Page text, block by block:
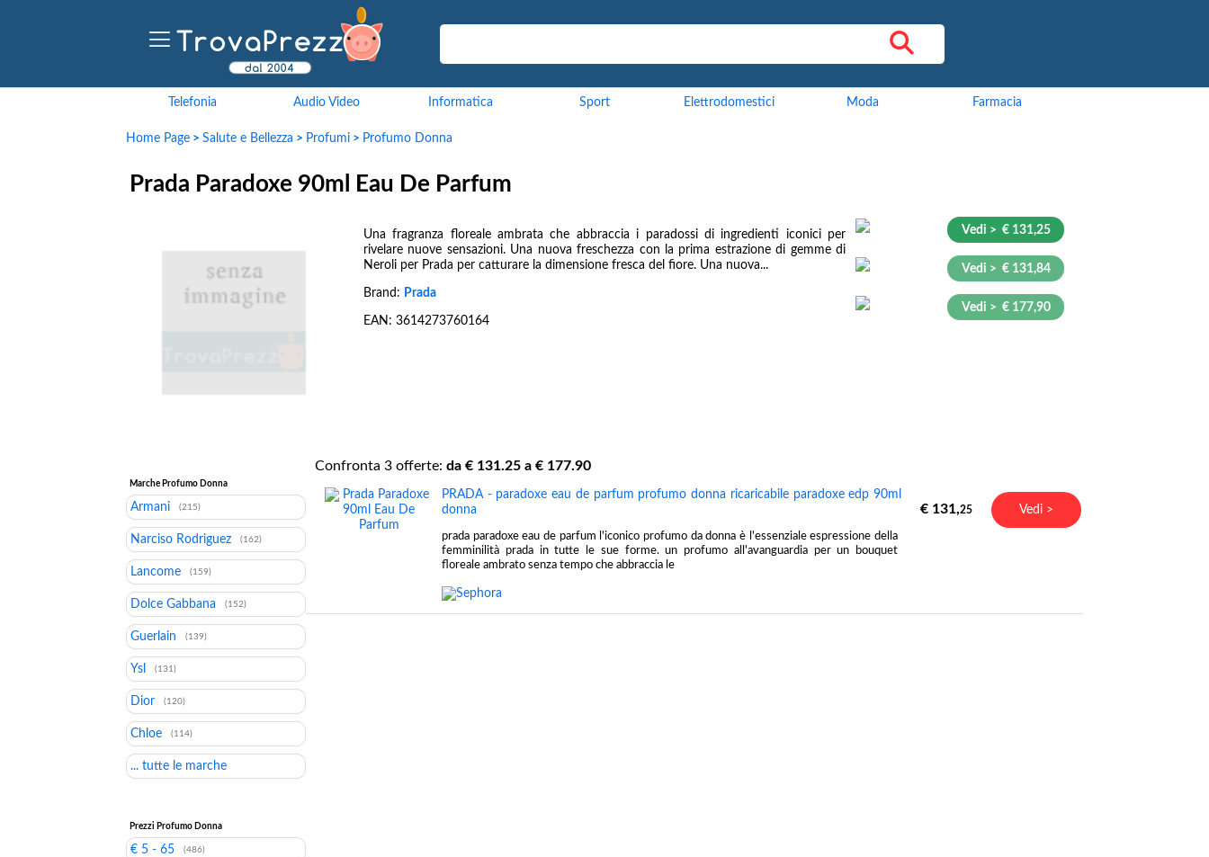
Telefonia Audio Video Informatica Sport Elettrodomestici Moda Farmacia
Home Page > Salute e Bellezza > Profumi > Profumo Donna
Prada Paradoxe 90ml Eau De Parfum
Una fragranza floreale ambrata che abbraccia i paradossi di ingredienti iconici per
rivelare nuove sensazioni. Una nuova freschezza con la prima estrazione di gemme di
Neroli per Prada per catturare la dimensione fresca del fiore. Una nuova...
Brand: Prada
EAN: 3614273760164
Vedi > € 131,25
Vedi > € 131,84
Vedi > € 177,90
Marche Profumo Donna
Armani (215)
Narciso Rodriguez (162)
Lancome (159)
Dolce Gabbana (152)
Guerlain (139)
Ysl (131)
Dior (120)
Chloe (114)
... tutte le marche
Prezzi Profumo Donna
€ 5 - 65 (486)
Confronta 3 offerte: da € 131.25 a € 177.90
PRADA - paradoxe eau de parfum profumo donna ricaricabile paradoxe edp 90ml
donna
prada paradoxe eau de parfum l'iconico profumo da donna è l'essenziale espressione della
femminilità prada in tutte le sue forme. un profumo all'avanguardia per un bouquet
floreale ambrato senza tempo che abbraccia le
€ 131,25 Vedi >